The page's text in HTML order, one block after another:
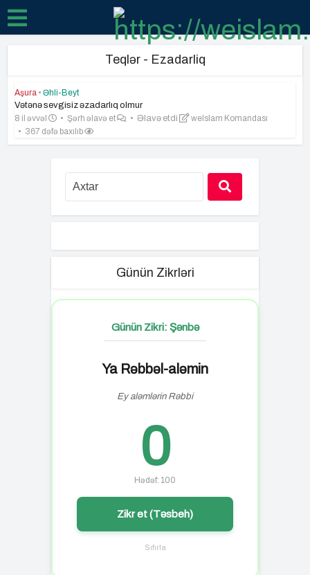
Teqlər - Ezadarliq
Aşura • Əhli-Beyt
Vətənə sevgisiz əzadarlıq olmur
8 il əvvəl
Şərh əlavə et Əlavə etdi
weIslam Komandası
367 dəfə baxılıb
Günün Zikrləri
Günün Zikri: Şənbə
Ya Rəbbəl-aləmin
Ey aləmlərin Rəbbi
0
Hədəf: 100
Zikr et (Təsbeh)
Sıfırla